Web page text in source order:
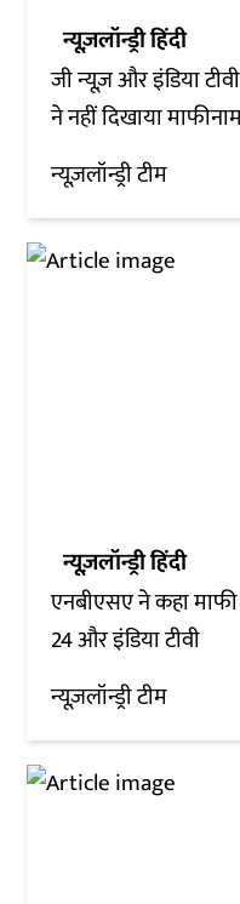
न्यूज़लॉन्ड्री हिंदी
जी न्यूज़ और इंडिया
ने नहीं दिखाया
न्यूज़लॉन्ड्री टीम
न्यूज़लॉन्ड्री हिंदी
एनबीएसए ने कहा
24 और इंडिया टीवी
न्यूज़लॉन्ड्री टीम